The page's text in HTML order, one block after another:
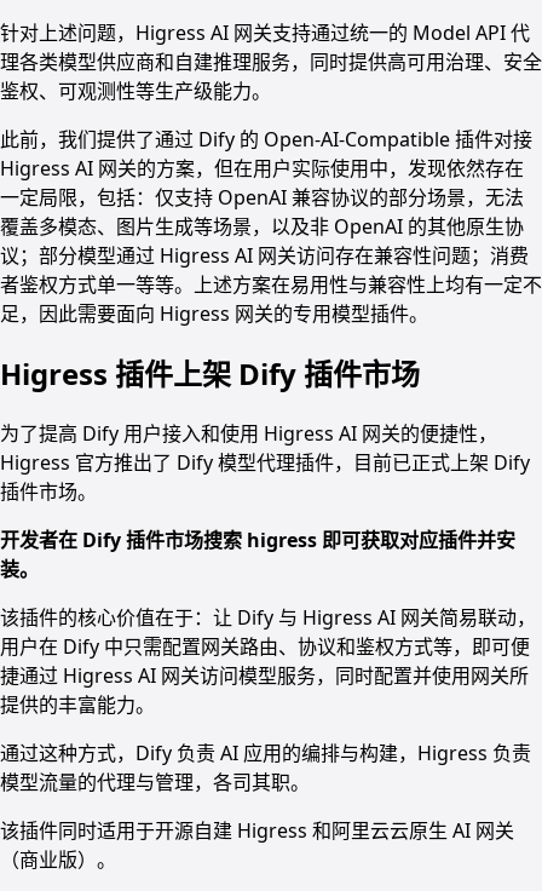
针对上述问题，Higress AI 网关支持通过统一的 Model API 代
理各类模型供应商和自建推理服务，同时提供高可用治理、安全
鉴权、可观测性等生产级能力。
此前，我们提供了通过 Dify 的 Open-AI-Compatible 插件对接
Higress AI 网关的方案，但在用户实际使用中，发现依然存在
一定局限，包括：仅支持 OpenAI 兼容协议的部分场景，无法
覆盖多模态、图片生成等场景，以及非 OpenAI 的其他原生协
议；部分模型通过 Higress AI 网关访问存在兼容性问题；消费
者鉴权方式单一等等。上述方案在易用性与兼容性上均有一定不
足，因此需要面向 Higress 网关的专用模型插件。
Higress 插件上架 Dify 插件市场
为了提高 Dify 用户接入和使用 Higress AI 网关的便捷性，
Higress 官方推出了 Dify 模型代理插件，目前已正式上架 Dify
插件市场。
开发者在 Dify 插件市场搜索 higress 即可获取对应插件并安
装。
该插件的核心价值在于：让 Dify 与 Higress AI 网关简易联动，
用户在 Dify 中只需配置网关路由、协议和鉴权方式等，即可便
捷通过 Higress AI 网关访问模型服务，同时配置并使用网关所
提供的丰富能力。
通过这种方式，Dify 负责 AI 应用的编排与构建，Higress 负责
模型流量的代理与管理，各司其职。
该插件同时适用于开源自建 Higress 和阿里云云原生 AI 网关
（商业版）。